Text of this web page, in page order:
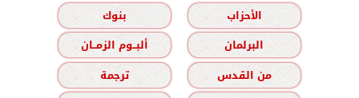
الأحزاب
بنوك
البرلمان
ألبــوم الزمــان
من القدس
ترجمة